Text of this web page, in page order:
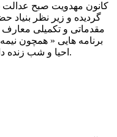
گردیده و زیر نظر
مقدماتی و تکمیلی معارف
برنامه هایی « همچون
احیا و شب زنده داری مهدوی» توفیق خدمت داشته است.